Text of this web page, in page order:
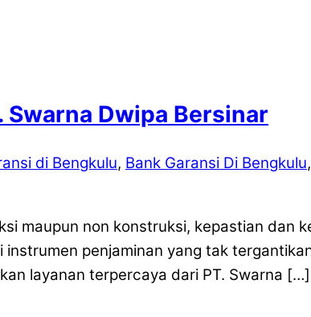
Swarna Dwipa Bersinar
di Bengkulu, Bank Garansi Di Bengkulu,
maupun non konstruksi, kepastian dan
penjaminan yang tak
layanan terpercaya dari PT. Swarna […]